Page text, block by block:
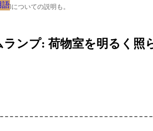
却についての説明も。
ランプ: 荷物室を明るく照
語
語
語
語
語
語
語
語
語